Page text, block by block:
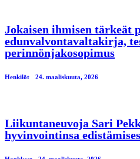
Jokaisen ihmisen tärkeät
edunvalvontavaltakirja,
perinnönjakosopimus
Henkilöt 24. maaliskuuta, 2026
Liikuntaneuvoja Sari
hyvinvointinsa